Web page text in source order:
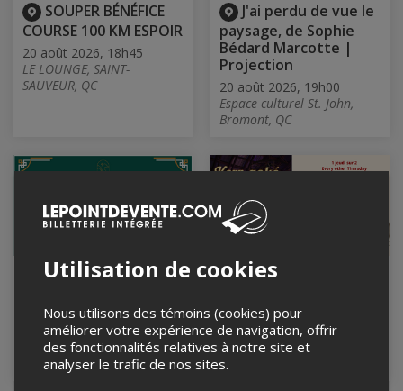
SOUPER BÉNÉFICE
COURSE 100 KM ESPOIR
20 août 2026, 18h45
LE LOUNGE, SAINT-
SAUVEUR, QC
J'ai perdu de vue le
paysage, de Sophie
Bédard Marcotte |
Projection
20 août 2026, 19h00
Espace culturel St. John,
Bromont, QC
Jeudi Comédie Club
20 août 2026, 19h00
Le Baratineur, Longueuil, QC
Kerr-aoke à La
Farm
20 août et 3 septembre
2026
La Ferme Kerr, Gore, QC
Utilisation de cookies
Nous utilisons des témoins (cookies) pour
améliorer votre expérience de navigation, offrir
des fonctionnalités relatives à notre site et
analyser le trafic de nos sites.